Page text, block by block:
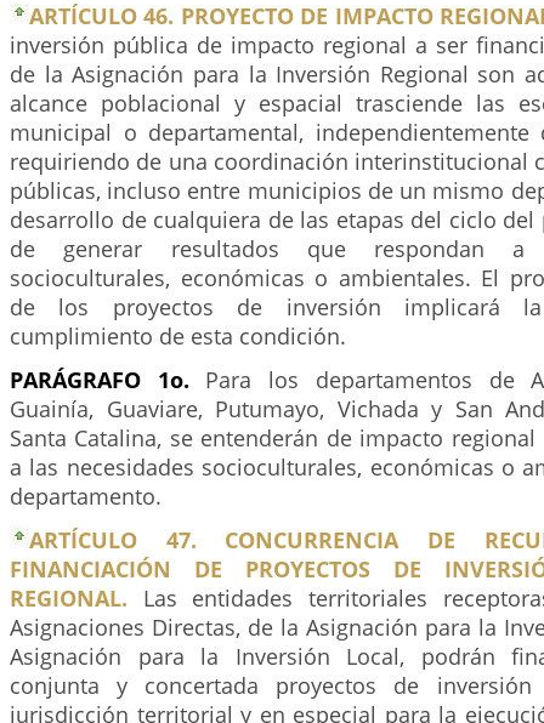
ARTÍCULO 46. PROYECTO DE IMPACTO
inversión pública de impacto regional a ser
de la Asignación para la Inversión Regional son
alcance poblacional y espacial trasciende las
municipal o departamental, independientemente
requiriendo de una coordinación interinstitucional
públicas, incluso entre municipios de un mismo
desarrollo de cualquiera de las etapas del ciclo
de generar resultados que respondan a
socioculturales, económicas o ambientales. El
de los proyectos de inversión implicará
cumplimiento de esta condición.
PARÁGRAFO 1o. Para los departamentos de
Guainía, Guaviare, Putumayo, Vichada y San
Santa Catalina, se entenderán de impacto
a las necesidades socioculturales, económicas o
departamento.
ARTÍCULO 47. CONCURRENCIA DE
FINANCIACIÓN DE PROYECTOS DE
REGIONAL. Las entidades territoriales
Asignaciones Directas, de la Asignación para la
Asignación para la Inversión Local, podrán
conjunta y concertada proyectos de
jurisdicción territorial y en especial para la